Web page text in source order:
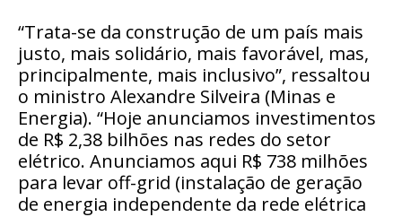
“Trata-se da construção de um país mais
justo, mais solidário, mais favorável, mas,
principalmente, mais inclusivo”, ressaltou
o ministro Alexandre Silveira (Minas e
Energia). “Hoje anunciamos investimentos
de R$ 2,38 bilhões nas redes do setor
elétrico. Anunciamos aqui R$ 738 milhões
para levar off-grid (instalação de geração
de energia independente da rede elétrica